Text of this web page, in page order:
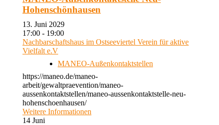
Hohenschönhausen
13. Juni 2029
17:00 - 19:00
Nachbarschaftshaus im Ostseeviertel Verein für aktive
Vielfalt e.V
MANEO-Außenkontaktstellen
https://maneo.de/maneo-
arbeit/gewaltpraevention/maneo-
aussenkontaktstellen/maneo-aussenkontaktstelle-neu-
hohenschoenhausen/
Weitere Informationen
14 Juni